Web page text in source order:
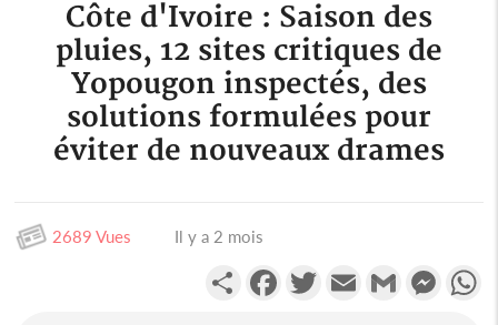
Côte d'Ivoire : Saison des
pluies, 12 sites critiques de
Yopougon inspectés, des
solutions formulées pour
éviter de nouveaux drames
2689 Vues Il y a 2 mois
PartagerFacebookTwitterEmail Gmail